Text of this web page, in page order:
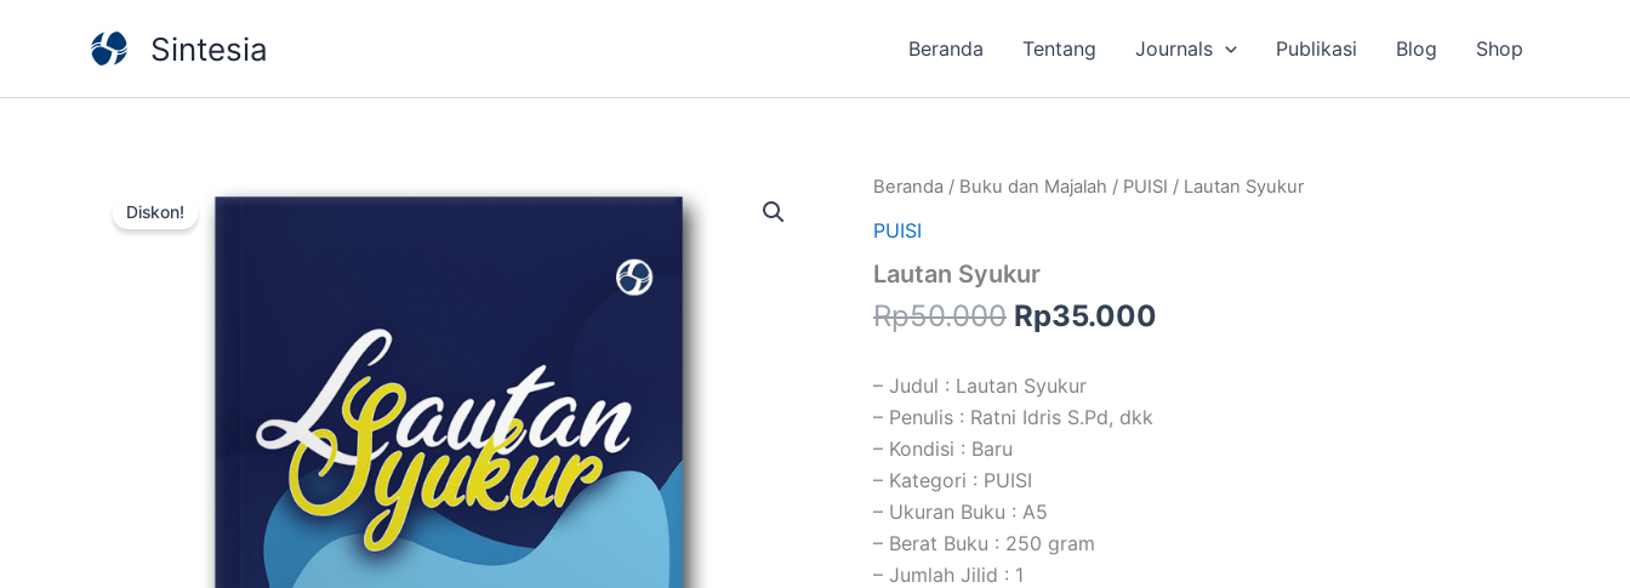
Sintesia Beranda Tentang Journals Publikasi Blog Shop
Diskon!
Beranda / Buku dan Majalah / PUISI / Lautan Syukur
PUISI
Lautan Syukur
Rp50.000
Harga
Rp50.000.
Rp35.000
Harga
– Judul : Lautan Syukur
– Penulis : Ratni Idris S.Pd, dkk
– Kondisi : Baru
– Kategori : PUISI
– Ukuran Buku : A5
– Berat Buku : 250 gram
– Jumlah Jilid : 1
Kuantitas
Syukur